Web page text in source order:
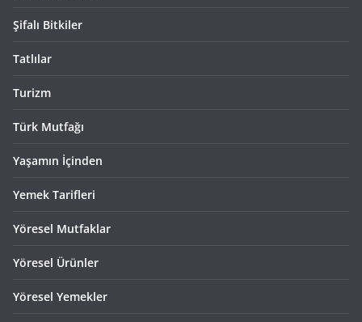
Şifalı Bitkiler
Tatlılar
Turizm
Türk Mutfağı
Yaşamın İçinden
Yemek Tarifleri
Yöresel Mutfaklar
Yöresel Ürünler
Yöresel Yemekler